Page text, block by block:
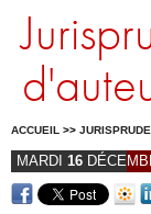
ACCUEIL >>
MARDI 16